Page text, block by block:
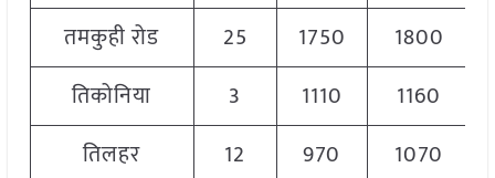
तमकुही रोड
25 1750 1800
तिकोनिया
3 1110 1160
तिलहर
12 970 1070